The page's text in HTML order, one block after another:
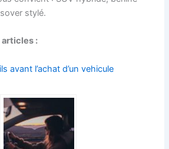
stylé.
articles :
avant l’achat d’un vehicule